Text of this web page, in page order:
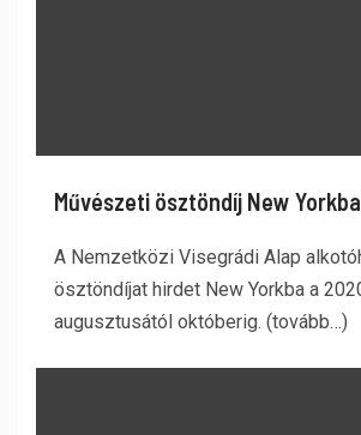
Művészeti ösztöndíj New Yorkba
A Nemzetközi Visegrádi Alap
ösztöndíjat hirdet New Yorkba a
augusztusától októberig. (tovább…)